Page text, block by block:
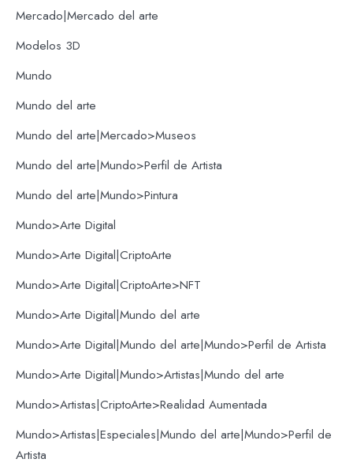
Mercado|Mercado del arte
Modelos 3D
Mundo
Mundo del arte
Mundo del arte|Mercado>Museos
Mundo del arte|Mundo>Perfil de Artista
Mundo del arte|Mundo>Pintura
Mundo>Arte Digital
Mundo>Arte Digital|CriptoArte
Mundo>Arte Digital|CriptoArte>NFT
Mundo>Arte Digital|Mundo del arte
Mundo>Arte Digital|Mundo del arte|Mundo>Perfil de Artista
Mundo>Arte Digital|Mundo>Artistas|Mundo del arte
Mundo>Artistas|CriptoArte>Realidad Aumentada
Mundo>Artistas|Especiales|Mundo del arte|Mundo>Perfil de
Artista